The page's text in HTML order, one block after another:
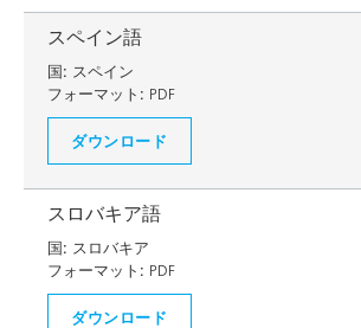
スペイン語
国: スペイン
フォーマット: PDF
ダウンロード
スロバキア語
国: スロバキア
フォーマット: PDF
ダウンロード